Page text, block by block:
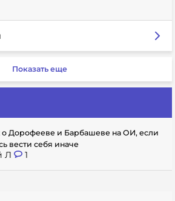
Показать еще
о Дорофееве и Барбашеве на ОИ, если
вести себя иначе
Л 1